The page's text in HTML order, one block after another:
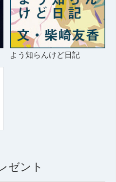
よう知らんけど日記
ゼント